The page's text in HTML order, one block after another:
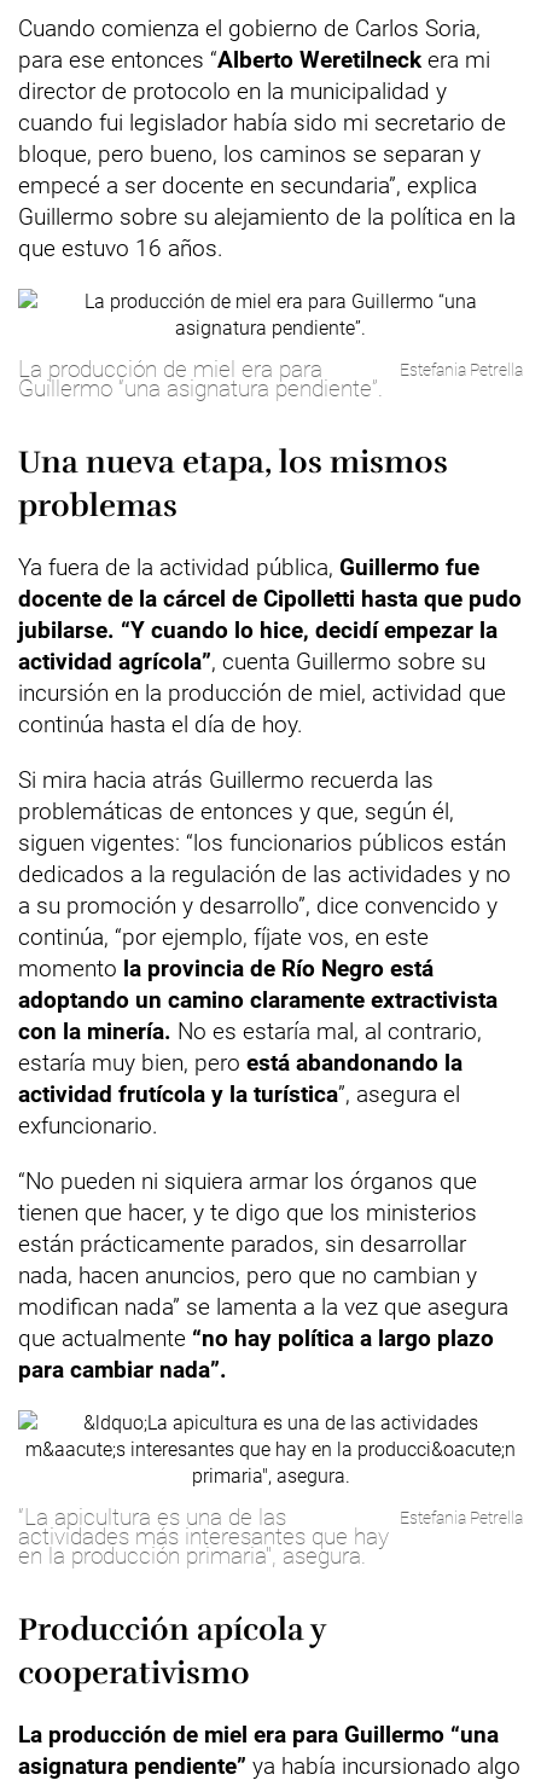
Cuando comienza el gobierno de Carlos Soria,
para ese entonces “Alberto Weretilneck era mi
director de protocolo en la municipalidad y
cuando fui legislador había sido mi secretario de
bloque, pero bueno, los caminos se separan y
empecé a ser docente en secundaria”, explica
Guillermo sobre su alejamiento de la política en la
que estuvo 16 años.
La producción de miel era para
Guillermo “una asignatura pendiente”.
Estefania Petrella
Una nueva etapa, los mismos
problemas
Ya fuera de la actividad pública, Guillermo fue
docente de la cárcel de Cipolletti hasta que pudo
jubilarse. “Y cuando lo hice, decidí empezar la
actividad agrícola”, cuenta Guillermo sobre su
incursión en la producción de miel, actividad que
continúa hasta el día de hoy.
Si mira hacia atrás Guillermo recuerda las
problemáticas de entonces y que, según él,
siguen vigentes: “los funcionarios públicos están
dedicados a la regulación de las actividades y no
a su promoción y desarrollo”, dice convencido y
continúa, “por ejemplo, fíjate vos, en este
momento la provincia de Río Negro está
adoptando un camino claramente extractivista
con la minería. No es estaría mal, al contrario,
estaría muy bien, pero está abandonando la
actividad frutícola y la turística”, asegura el
exfuncionario.
“No pueden ni siquiera armar los órganos que
tienen que hacer, y te digo que los ministerios
están prácticamente parados, sin desarrollar
nada, hacen anuncios, pero que no cambian y
modifican nada” se lamenta a la vez que asegura
que actualmente “no hay política a largo plazo
para cambiar nada”.
“La apicultura es una de las
actividades más interesantes que hay
en la producción primaria", asegura.
Estefania Petrella
Producción apícola y
cooperativismo
La producción de miel era para Guillermo “una
asignatura pendiente” ya había incursionado algo